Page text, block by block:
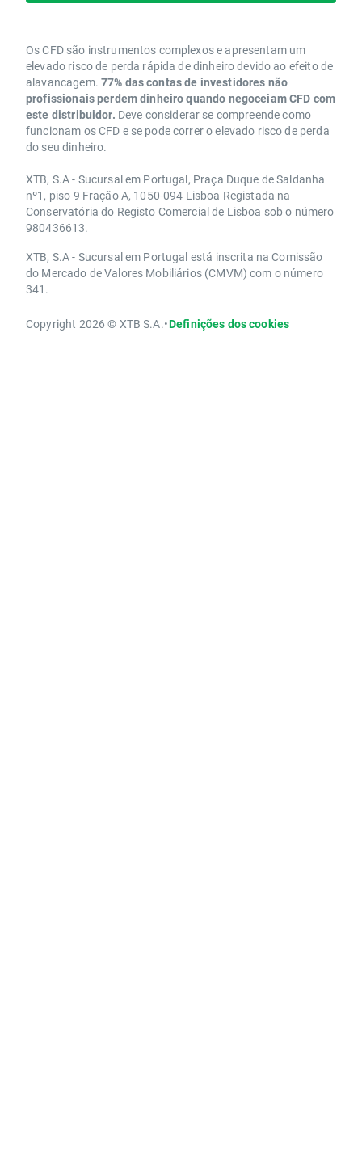
Os CFD são instrumentos complexos e apresentam um
elevado risco de perda rápida de dinheiro devido ao efeito de
alavancagem. 77% das contas de investidores não
profissionais perdem dinheiro quando negoceiam CFD com
este distribuidor. Deve considerar se compreende como
funcionam os CFD e se pode correr o elevado risco de perda
do seu dinheiro.
XTB, S.A - Sucursal em Portugal, Praça Duque de Saldanha
nº1, piso 9 Fração A, 1050-094 Lisboa Registada na
Conservatória do Registo Comercial de Lisboa sob o número
980436613.
XTB, S.A - Sucursal em Portugal está inscrita na Comissão
do Mercado de Valores Mobiliários (CMVM) com o número
341.
Copyright 2026 © XTB S.A.•Definições dos cookies